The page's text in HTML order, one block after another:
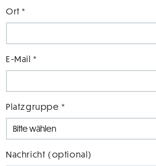
Ort *
E-Mail *
Platzgruppe *
Nachricht (optional)